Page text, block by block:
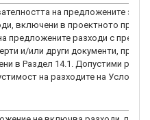
на предложените за
включени в проектното
предложените разходи с
и/или други документи, при
в Раздел 14.1. Допустими
на разходите на